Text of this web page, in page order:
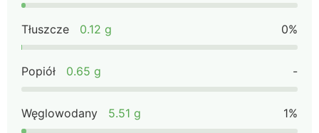
Tłuszcze 0.12 g 0%
Popiół 0.65 g -
Węglowodany 5.51 g 1%